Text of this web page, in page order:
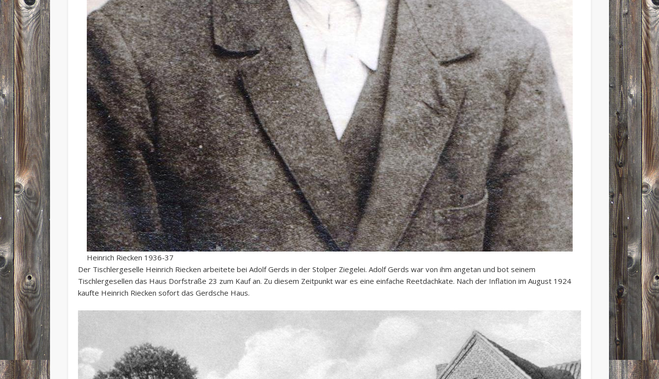
Heinrich Riecken 1936-37
Der Tischlergeselle Heinrich Riecken arbeitete bei Adolf Gerds in der Stolper Ziegelei. Adolf Gerds war von ihm angetan und bot seinem
Tischlergesellen das Haus Dorfstraße 23 zum Kauf an. Zu diesem Zeitpunkt war es eine einfache Reetdachkate. Nach der Inflation im August 1924
kaufte Heinrich Riecken sofort das Gerdsche Haus.